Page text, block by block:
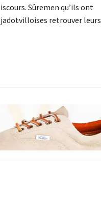
Sûremen qu’ils ont
retrouver leurs